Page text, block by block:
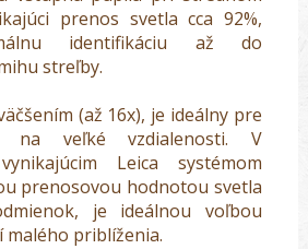
prenos svetla cca 92%,
identifikáciu až do
streľby.
(až 16x), je ideálny pre
na veľké vzdialenosti. V
Leica systémom
prenosovou hodnotou svetla
je ideálnou voľbou
priblíženia.